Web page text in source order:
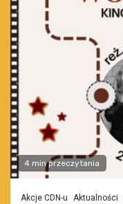
4 min przeczytania
Akcje CDN-u Aktualności